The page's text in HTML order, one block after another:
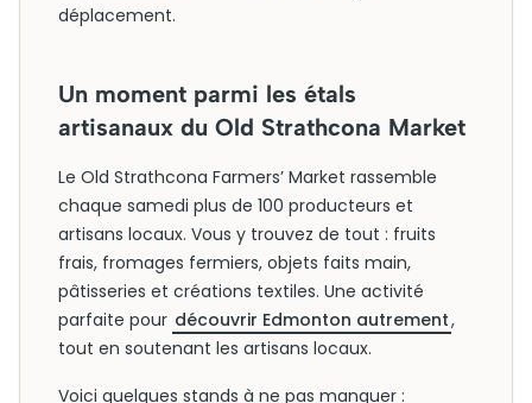
déplacement.
Un moment parmi les étals
artisanaux du Old Strathcona Market
Le Old Strathcona Farmers’ Market rassemble
chaque samedi plus de 100 producteurs et
artisans locaux. Vous y trouvez de tout : fruits
frais, fromages fermiers, objets faits main,
pâtisseries et créations textiles. Une activité
parfaite pour découvrir Edmonton autrement,
tout en soutenant les artisans locaux.
Voici quelques stands à ne pas manquer :